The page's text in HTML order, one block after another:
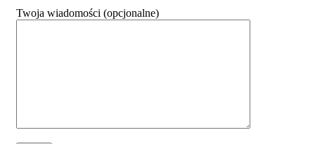
Twoja wiadomości (opcjonalne)